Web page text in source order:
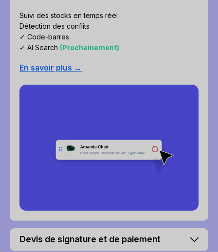
Suivi des stocks en temps réel
Détection des conflits
✓ Code-barres
✓ AI Search (Prochainement)
En savoir plus →
Devis de signature et de paiement